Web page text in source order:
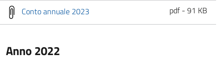
Conto annuale 2023 pdf - 91 KB
Anno 2022